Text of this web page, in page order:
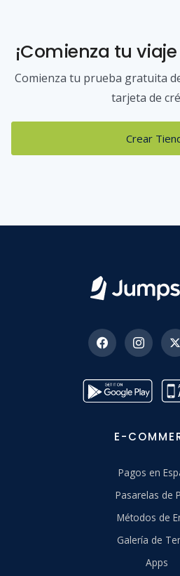
¡Comienza tu
Comienza tu prueba gratuita
tarjeta de
Crear
E-
Pagos en
Pasarelas de
Métodos de
Galería de
Apps